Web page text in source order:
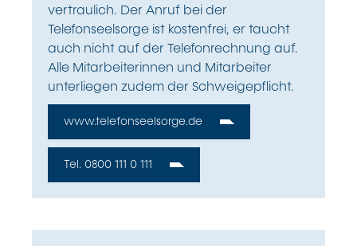
vertraulich. Der Anruf bei der
Telefonseelsorge ist kostenfrei, er taucht
auch nicht auf der Telefonrechnung auf.
Alle Mitarbeiterinnen und Mitarbeiter
unterliegen zudem der Schweigepflicht.
www.telefonseelsorge.de
Tel. 0800 111 0 111